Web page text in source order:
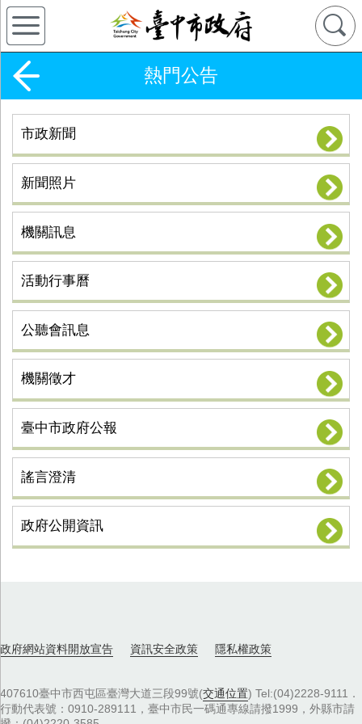
熱門公告
市政新聞
新聞照片
機關訊息
活動行事曆
公聽會訊息
機關徵才
臺中市政府公報
謠言澄清
政府公開資訊
政府網站資料開放宣告 資訊安全政策 隱私權政策
407610臺中市西屯區臺灣大道三段99號(交通位置) Tel:(04)2228-9111．
行動代表號：0910-289111，臺中市民一碼通專線請撥1999，外縣市請